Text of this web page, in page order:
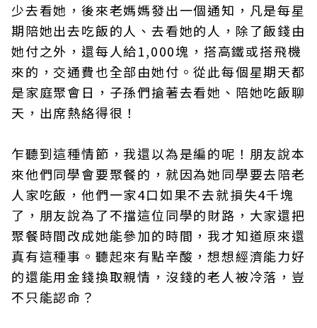
少去看她，後來老媽媽發出一個通知，凡是每星
期陪她出去吃飯的人、去看她的人，除了飯錢由
她付之外，還每人給1,000塊，搭高鐵或搭飛機
來的，交通費也全部由她付。從此每個星期天都
是家庭聚會日，子孫們搶著去看她、陪她吃飯聊
天，出席熱絡得很！
乍聽到這種情節，我還以為是編的呢！朋友說本
來他們同學會要聚餐的，就因為她同學要去陪老
人家吃飯，他們一家4口如果不去就損失4千塊
了，朋友說為了不擋這位同學的財路，大家還把
聚餐時間改成她能參加的時間，我才知道原來還
真有這種事。聽起來有點辛酸，想想經濟能力好
的還能用金錢換取親情，沒錢的老人被冷落，豈
不只能認命？